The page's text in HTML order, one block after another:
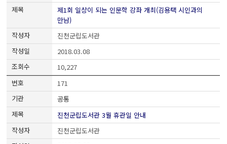
제1회 일상이 되는 인문학 강좌 개최(김용택 시인과의
만남)
진천군립도서관
2018.03.08
10,227
171
공통
진천군립도서관 3월 휴관일 안내
진천군립도서관